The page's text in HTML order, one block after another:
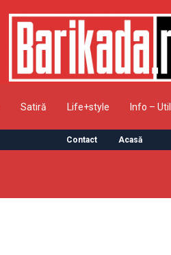
Satiră Life+style Info – Util
Contact Acasă